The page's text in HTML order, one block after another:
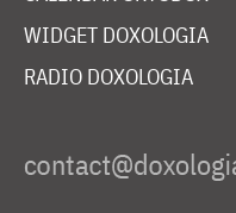
WIDGET DOXOLOGIA
RADIO DOXOLOGIA